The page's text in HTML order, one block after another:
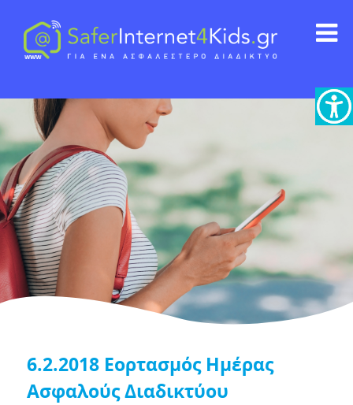
6.2.2018 Εορτασμός Ημέρας
Ασφαλούς Διαδικτύου